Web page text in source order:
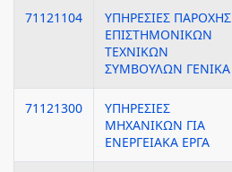
71121104
ΥΠΗΡΕΣΙΕΣ ΠΑΡΟΧΗΣ
ΕΠΙΣΤΗΜΟΝΙΚΩΝ
ΤΕΧΝΙΚΩΝ
ΣΥΜΒΟΥΛΩΝ ΓΕΝΙΚΑ
71121300
ΥΠΗΡΕΣΙΕΣ
ΜΗΧΑΝΙΚΩΝ ΓΙΑ
ΕΝΕΡΓΕΙΑΚΑ ΕΡΓΑ